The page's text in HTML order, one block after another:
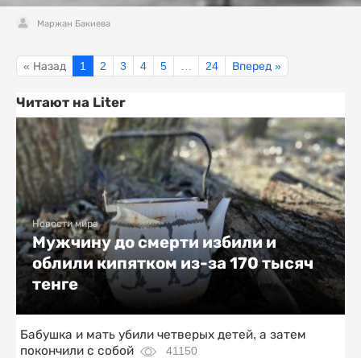
Маржан Бакиева
« Назад 1 2 3 4 5 24 Вперед »
Читают на Liter
Новости мира
Мужчину до смерти избили и
облили кипятком из-за 170 тысяч
тенге
Бабушка и мать убили четверых детей, а затем
покончили с собой
41150